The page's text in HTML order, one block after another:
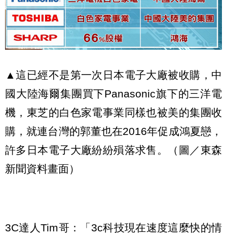
▲這已經不是第一次日本電子大廠被收購，中
國大陸海爾集團買下Panasonic旗下的三洋電
機，東芝的白色家電事業同樣也被美的集團收
購，就連台灣的郭董也在2016年促成鴻夏戀，
許多日本電子大廠紛紛殞落求售。（圖／東森
新聞資料畫面）
3C達人Tim哥：「3c科技現在速度這麼快的情